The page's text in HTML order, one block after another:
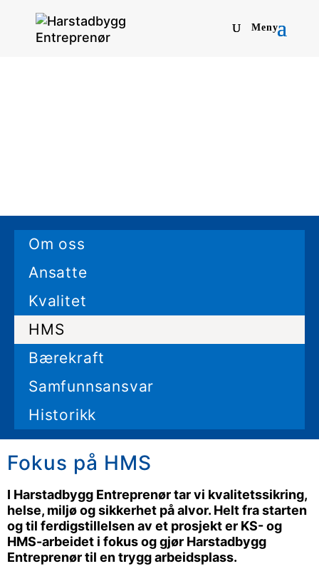
Om oss
Ansatte
Kvalitet
HMS
Bærekraft
Samfunnsansvar
Historikk
Fokus på HMS
I Harstadbygg Entreprenør tar vi kvalitetssikring,
helse, miljø og sikkerhet på alvor. Helt fra starten
og til ferdigstillelsen av et prosjekt er KS- og
HMS-arbeidet i fokus og gjør Harstadbygg
Entreprenør til en trygg arbeidsplass.